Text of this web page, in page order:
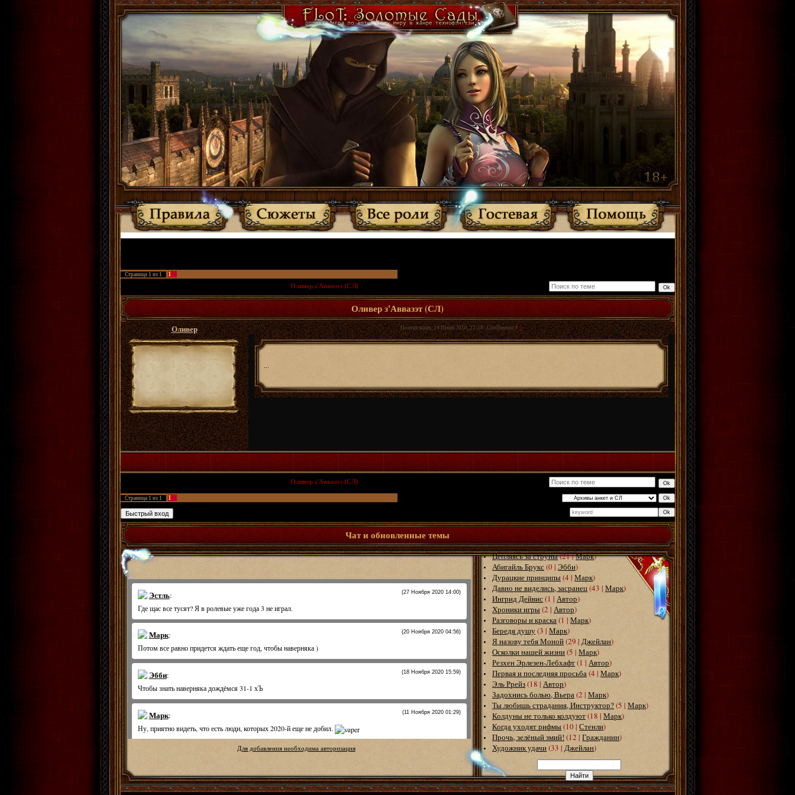
Страница 1 из 1
1
Оливер з'Аввазэт (СЛ)
Оливер з'Аввазэт (СЛ)
Оливер Понедельник, 14 Июня 2010, 22:58 | Сообщение #1
...
ФРПГ Золотые Сады Оливер з'Аввазэт (СЛ)
Страница 1 из 1 1
Чат и обновленные темы
Для добавления необходима авторизация
Цепляясь за струны(21 |Марк)
Абигайль Брукс(0 |Эбби)
Дурацкие принципы(4 |Марк)
Давно не виделись, засранец(43 |Марк)
Ингрид Дейвис(1 |Автор)
Хроники игры(2 |Автор)
Разговоры и краска(1 |Марк)
Бередя душу(3 |Марк)
Я назову тебя Моной(29 |Джейлан)
Осколки нашей жизни(5 |Марк)
Резхен Эрлезен-Лебхафт(1 |Автор)
Первая и последняя просьба(4 |Марк)
Эль Ррейз(18 |Автор)
Задохнись болью, Вьера(2 |Марк)
Ты любишь страдания, Инструктор?(5 |Марк)
Колдуны не только колдуют(18 |Марк)
Когда уходят рифмы(10 |Стенли)
Прочь, зелёный змий! (12 |Гражданин)
Художник удачи(33 |Джейлан)